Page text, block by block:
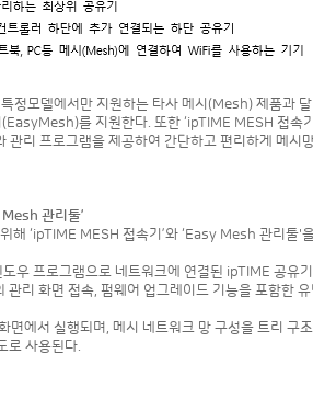
정모델에서만 지원하는 타사 메시(Mesh) 제품과
를 지원한다. 또한 ‘ipTIME MESH 접속
리 프로그램을 제공하여 간단하고 편리하게 메시
관리툴’
해 ‘ipTIME MESH 접속기’와 ‘Easy Mesh 관리툴'
도우 프로그램으로 네트워크에 연결된 ipTIME 공유
관리 화면 접속, 펌웨어 업그레이드 기능을 포함한
면에서 실행되며, 메시 네트워크 망 구성을 트리 구
로 사용된다.